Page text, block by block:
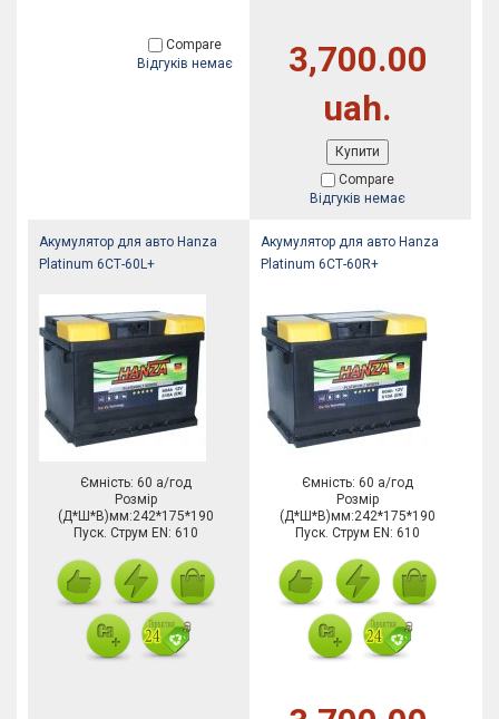
Compare
Відгуків немає
3,700.00
uah.
Купити
Compare
Відгуків немає
Акумулятор для авто Hanza
Platinum 6СТ-60L+
Ємність: 60 а/год
Розмір
(Д*Ш*В)мм:242*175*190
Пуск. Струм EN: 610
Акумулятор для авто Hanza
Platinum 6СТ-60R+
Ємність: 60 а/год
Розмір
(Д*Ш*В)мм:242*175*190
Пуск. Струм EN: 610